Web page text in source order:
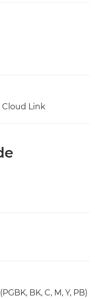
Cloud Link
BK, C, M, Y, PB)